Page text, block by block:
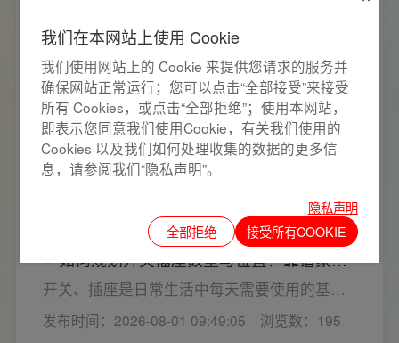
越长越好(因为铜片长度决定了插座距离的大
小，插孔间距越宽二三插同时插入越方便)。
联塑建材告诉你空气开关频繁跳闸的核心
原因与技术对策
电路稳定、开关可靠是用电安全的基础，空开
频繁跳闸大多源于电压波动、配件适配性不足
或防护结构设计缺陷。联塑建材依托成熟的电
气研发与工程应用经验，打造高品质家装开关
电气套装产品，结构设计科学、稳压防护性能
优异，可有效应对电压瞬变、电网波动等场
景，减少无故跳闸、误跳闸等故障问题。
发布时间：2026-08-01 10:08:22 浏览数：197
家居多媒体布线箱选购指南，专业家用开
关电气套装厂家为您详解
多媒体箱大多暗装在入户大门两侧，既是家居
弱电线路的集中收纳载体，也会影响墙面整体
装修美观度，外观颜值、内部空间、模块化功
能都是核心选购指标。不少业主装修采购时会
一站式配齐全屋电气产品，选择综合实力过硬
的家用开关电气套装厂家，可以同时搞定开关
购与售后更省心。
浏览数：187
如何规划开关插座数量与位置？靠谱家用
开关电气套装品牌怎么选？
开关、插座是日常生活中每天需要使用的基础
电气配件。随着家用电器的普及，需要的电源
插座和开关也会越来越多。装修前期除了规划
发布时间：2026-08-01 09:49:05 浏览数：195
我们在本网站上使用 Cookie
我们使用网站上的 Cookie 来提供您请求的服务并
确保网站正常运行；您可以点击“全部接受”来接受
所有 Cookies，或点击“全部拒绝”；使用本网站，
即表示您同意我们使用Cookie，有关我们使用的
Cookies 以及我们如何处理收集的数据的更多信
息，请参阅我们“隐私声明”。
隐私声明
全部拒绝
接受所有COOKIE